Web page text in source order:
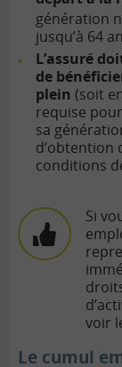
génération
jusqu’à 64
L’assuré
de
plein (soit
requise
sa
d’obtention
conditions
Si
voir
Le cumul